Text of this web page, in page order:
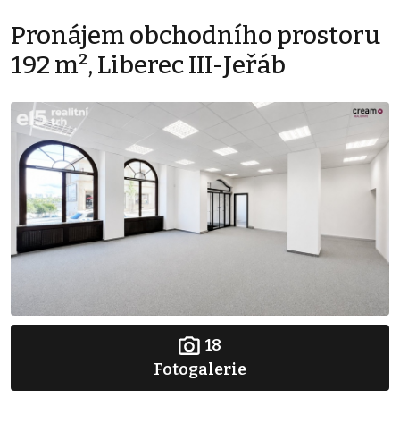
Pronájem obchodního prostoru
192 m², Liberec III-Jeřáb
18
Fotogalerie